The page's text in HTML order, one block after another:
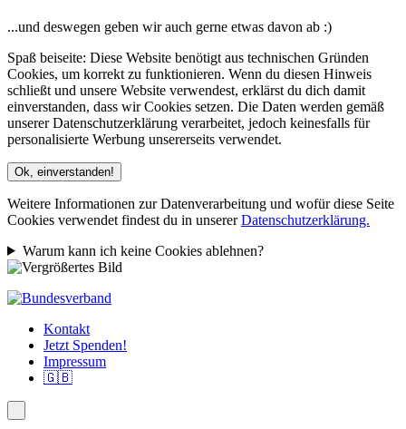
...und deswegen geben wir auch gerne etwas davon ab :)
Spaß beiseite: Diese Website benötigt aus technischen Gründen
Cookies, um korrekt zu funktionieren. Wenn du diesen Hinweis
schließt und unsere Website verwendest, erklärst du dich damit
einverstanden, dass wir Cookies setzen. Die Daten werden gemäß
unserer Datenschutzerklärung verarbeitet, jedoch keinesfalls für
personalisierte Werbung unsererseits verwendet.
Ok, einverstanden!
Weitere Informationen zur Datenverarbeitung und wofür diese Seite
Cookies verwendet findest du in unsererDatenschutzerklärung.
Warum kann ich keine Cookies ablehnen?
Kontakt
Jetzt Spenden!
Impressum
🇬🇧